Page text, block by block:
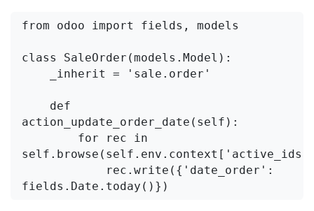
from odoo import fields, models
class SaleOrder(models.Model):
action_update_order_date(self):